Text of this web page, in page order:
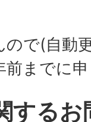
で(自動
前までに
する